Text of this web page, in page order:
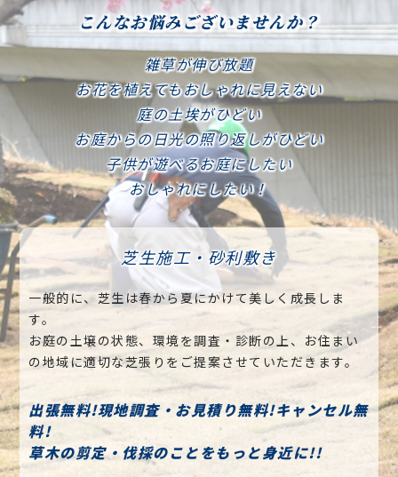
こんなお悩みございませんか？
雑草が伸び放題
お花を植えてもおしゃれに見えない
庭の土埃がひどい
お庭からの日光の照り返しがひどい
子供が遊べるお庭にしたい
おしゃれにしたい！
芝生施工・砂利敷き
一般的に、芝生は春から夏にかけて美しく成長しま
す。
お庭の土壌の状態、環境を調査・診断の上、お住まい
の地域に適切な芝張りをご提案させていただきます。
出張無料!現地調査・お見積り無料!キャンセル無
料!
草木の剪定・伐採のことをもっと身近に!!